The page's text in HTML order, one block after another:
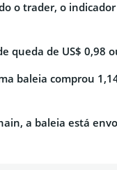
o trader, o
queda de US$ 0,98
baleia comprou
a baleia está